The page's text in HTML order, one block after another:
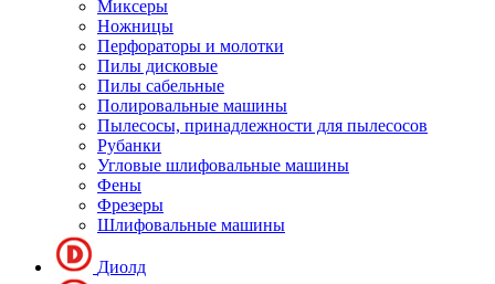
Миксеры
Ножницы
Перфораторы и молотки
Пилы дисковые
Пилы сабельные
Полировальные машины
Пылесосы, принадлежности для пылесосов
Рубанки
Угловые шлифовальные машины
Фены
Фрезеры
Шлифовальные машины
Диолд